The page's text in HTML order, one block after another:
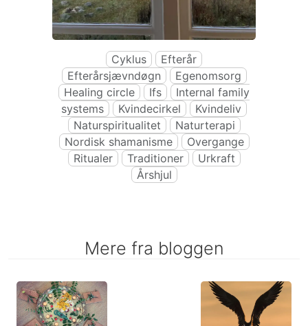
Cyklus
Efterår
Efterårsjævndøgn
Egenomsorg
Healing circle
Ifs
Internal family
systems
Kvindecirkel
Kvindeliv
Naturspiritualitet
Naturterapi
Nordisk shamanisme
Overgange
Ritualer
Traditioner
Urkraft
Årshjul
Mere fra bloggen